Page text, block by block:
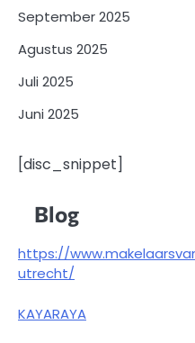
September 2025
Agustus 2025
Juli 2025
Juni 2025
[disc_snippet]
Blog
https://
utrecht/
KAYARAYA